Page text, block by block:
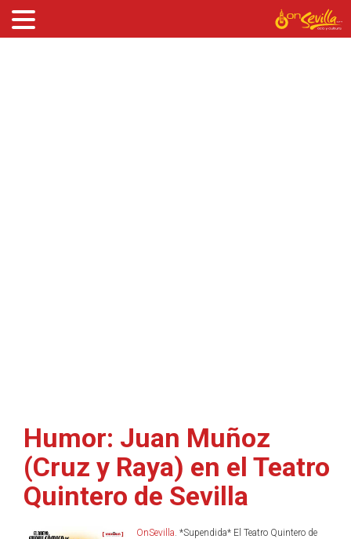
Humor: Juan Muñoz
(Cruz y Raya) en el Teatro
Quintero de Sevilla
OnSevilla. *Supendida* El Teatro Quintero de